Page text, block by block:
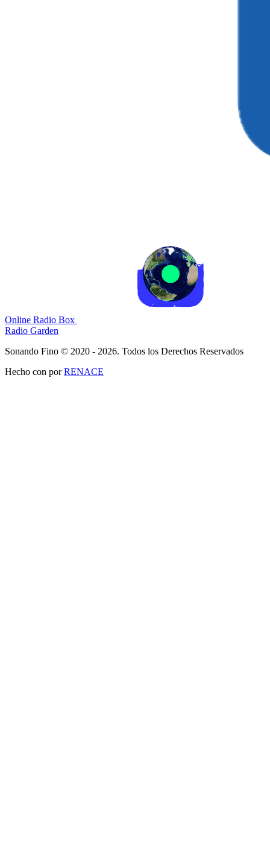
Online Radio Box
Radio Garden
Sonando Fino © 2020 - 2026. Todos los Derechos Reservados
Hecho con porRENACE